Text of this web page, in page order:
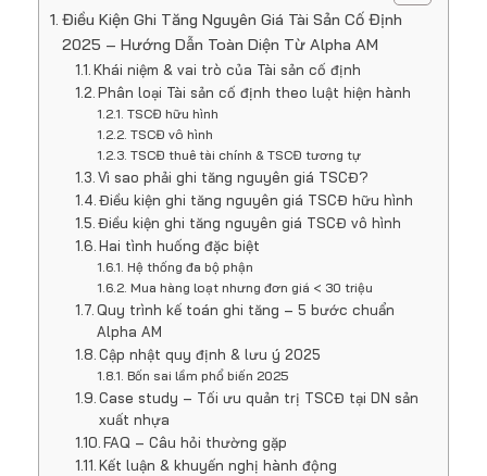
Điều Kiện Ghi Tăng Nguyên Giá Tài Sản Cố Định
2025 – Hướng Dẫn Toàn Diện Từ Alpha AM
Khái niệm & vai trò của Tài sản cố định
Phân loại Tài sản cố định theo luật hiện hành
TSCĐ hữu hình
TSCĐ vô hình
TSCĐ thuê tài chính & TSCĐ tương tự
Vì sao phải ghi tăng nguyên giá TSCĐ?
Điều kiện ghi tăng nguyên giá TSCĐ hữu hình
Điều kiện ghi tăng nguyên giá TSCĐ vô hình
Hai tình huống đặc biệt
Hệ thống đa bộ phận
Mua hàng loạt nhưng đơn giá < 30 triệu
Quy trình kế toán ghi tăng – 5 bước chuẩn
Alpha AM
Cập nhật quy định & lưu ý 2025
Bốn sai lầm phổ biến 2025
Case study – Tối ưu quản trị TSCĐ tại DN sản
xuất nhựa
FAQ – Câu hỏi thường gặp
Kết luận & khuyến nghị hành động